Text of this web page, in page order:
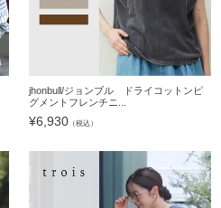
jhonbull/ジョンブル ドライコットンピ
グメントフレンチニ...
¥6,930 （税込）